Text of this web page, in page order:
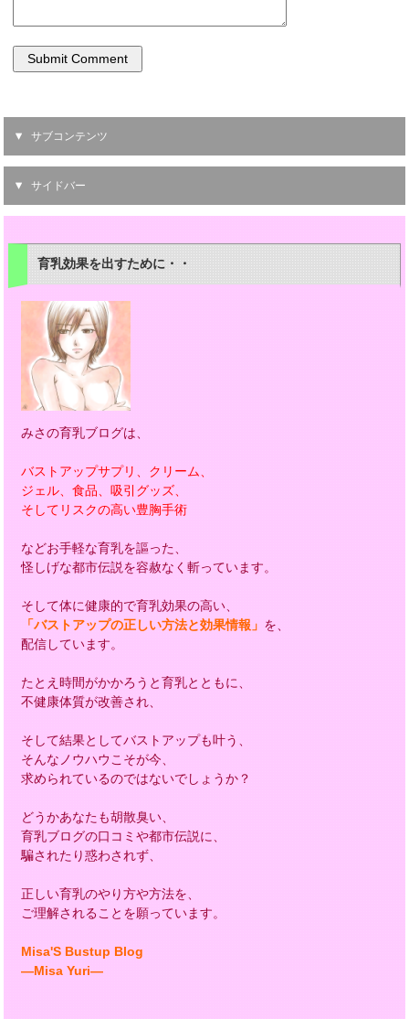
サブコンテンツ
サイドバー
育乳効果を出すために・・
みさの育乳ブログは、
バストアップサプリ、クリーム、
ジェル、食品、吸引グッズ、
そしてリスクの高い豊胸手術
などお手軽な育乳を謳った、
怪しげな都市伝説を容赦なく斬っています。
そして体に健康的で育乳効果の高い、
「バストアップの正しい方法と効果情報」 を、
配信しています。
たとえ時間がかかろうと育乳とともに、
不健康体質が改善され、
そして結果としてバストアップも叶う、
そんなノウハウこそが今、
求められているのではないでしょうか？
どうかあなたも胡散臭い、
育乳ブログの口コミや都市伝説に、
騙されたり惑わされず、
正しい育乳のやり方や方法を、
ご理解されることを願っています。
Misa'S Bustup Blog
―Misa Yuri―